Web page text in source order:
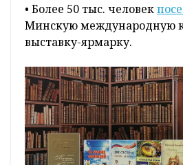
• Более 50 тыс. человек
Минскую международную
выставку-ярмарку.